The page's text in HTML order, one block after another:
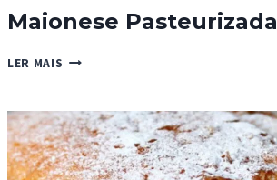
Maionese Pasteurizada
LER MAIS MAIONESE